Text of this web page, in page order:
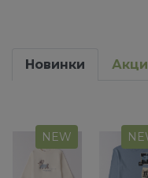
Новинки
NEW